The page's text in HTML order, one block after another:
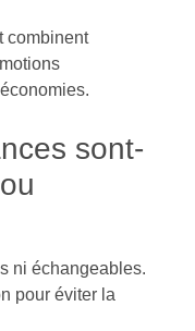
combinent
sont-
ni échangeables.
pour éviter la